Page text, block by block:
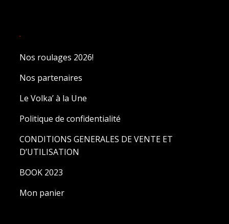
.
Nos roulages 2026!
Nos partenaires
Le Volka’ à la Une
Politique de confidentialité
CONDITIONS GENERALES DE VENTE ET
D’UTILISATION
BOOK 2023
Mon panier